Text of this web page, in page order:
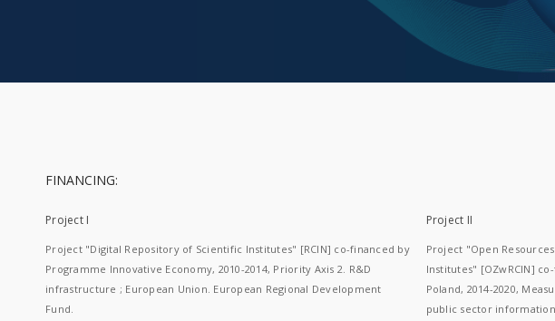
FINANCING:
Project I
Project "Digital Repository of Scientific Institutes" [RCIN] co-financed by
Programme Innovative Economy, 2010-2014, Priority Axis 2. R&D
infrastructure ; European Union. European Regional Development
Fund.
Project II
Project "Open
Institutes" [OZwRCIN]
Poland, 2014-2020,
public sector